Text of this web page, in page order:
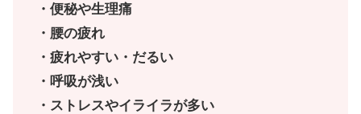
・便秘や生理痛
・腰の疲れ
・疲れやすい・だるい
・呼吸が浅い
・ストレスやイライラが多い